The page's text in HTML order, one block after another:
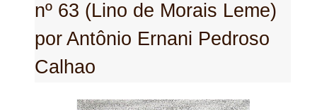
nº 63 (Lino de Morais Leme)
por Antônio Ernani Pedroso
Calhao